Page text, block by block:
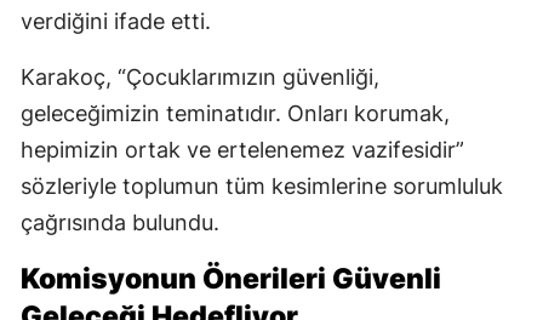
verdiğini ifade etti.
Karakoç, “Çocuklarımızın güvenliği,
geleceğimizin teminatıdır. Onları korumak,
hepimizin ortak ve ertelenemez vazifesidir”
sözleriyle toplumun tüm kesimlerine sorumluluk
çağrısında bulundu.
Komisyonun Önerileri Güvenli